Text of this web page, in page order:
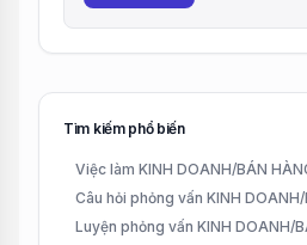
Tìm kiếm phổ biến
Việc làm KINH DOANH/BÁN
Câu hỏi phỏng vấn KINH
Luyện phỏng vấn KINH DOANH/